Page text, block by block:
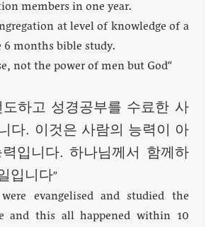
members in one year.
at level of knowledge of a
months bible study.
not the power of men but God“
도하고 성경공부를 수료한 사
다. 이것은 사람의 능력이 아
입니다. 하나님께서 함께하
입니다”
evangelised and studied the
and this all happened within 10